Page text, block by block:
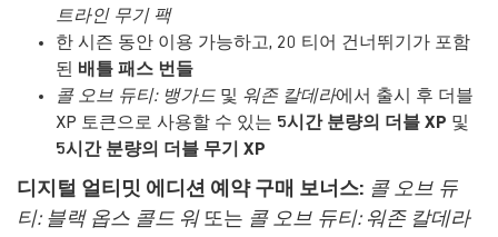
트라인 무기 팩
한 시즌 동안 이용 가능하고, 20 티어 건너뛰기가 포함
된 배틀 패스 번들
콜 오브 듀티: 뱅가드 및 워존 칼데라에서 출시 후 더블
XP 토큰으로 사용할 수 있는 5시간 분량의 더블 XP 및
5시간 분량의 더블 무기 XP
디지털 얼티밋 에디션 예약 구매 보너스: 콜 오브 듀
티: 블랙 옵스 콜드 워 또는 콜 오브 듀티: 워존 칼데라